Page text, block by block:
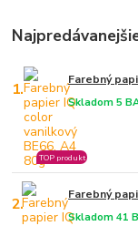
1. Farebný
Skladom 5
TOP produkt
2. Farebný
Skladom 41